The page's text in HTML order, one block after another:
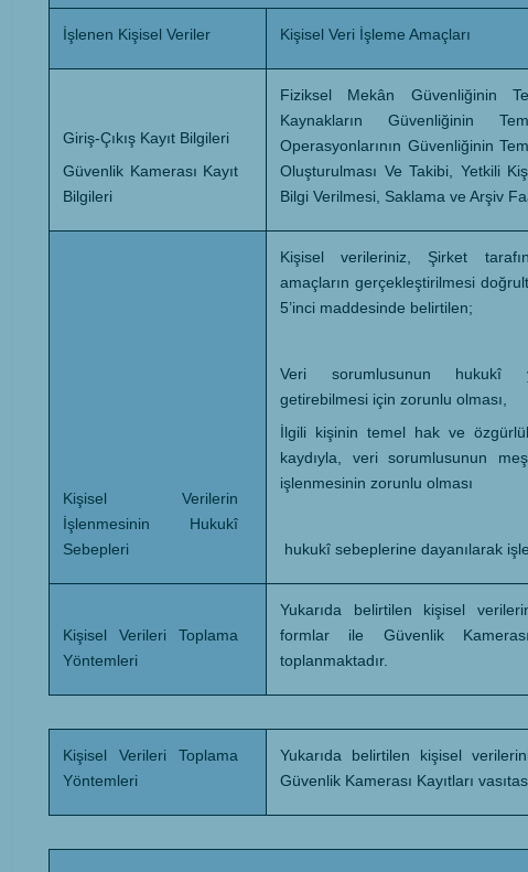
İşlenen Kişisel Veriler Kişisel Veri İşleme Amaçları
Giriş-Çıkış Kayıt Bilgileri
Güvenlik Kamerası Kayıt
Bilgileri
Fiziksel Mekân Güvenliğinin
Kaynakların Güvenliğinin
Operasyonlarının Güvenliğinin
Oluşturulması Ve Takibi, Yetkili
Bilgi Verilmesi, Saklama ve Arşiv
Kişisel Verilerin
İşlenmesinin Hukukî
Sebepleri
Kişisel verileriniz, Şirket
amaçların gerçekleştirilmesi
5’inci maddesinde belirtilen;
Veri sorumlusunun hukukî
getirebilmesi için zorunlu olması,
İlgili kişinin temel hak ve
kaydıyla, veri sorumlusunun
işlenmesinin zorunlu olması
hukukî sebeplerine dayanılarak
Kişisel Verileri Toplama
Yöntemleri
Yukarıda belirtilen kişisel
formlar ile Güvenlik Kamerası
toplanmaktadır.
Kişisel Verileri Toplama
Yöntemleri
Yukarıda belirtilen kişisel
Güvenlik Kamerası Kayıtları